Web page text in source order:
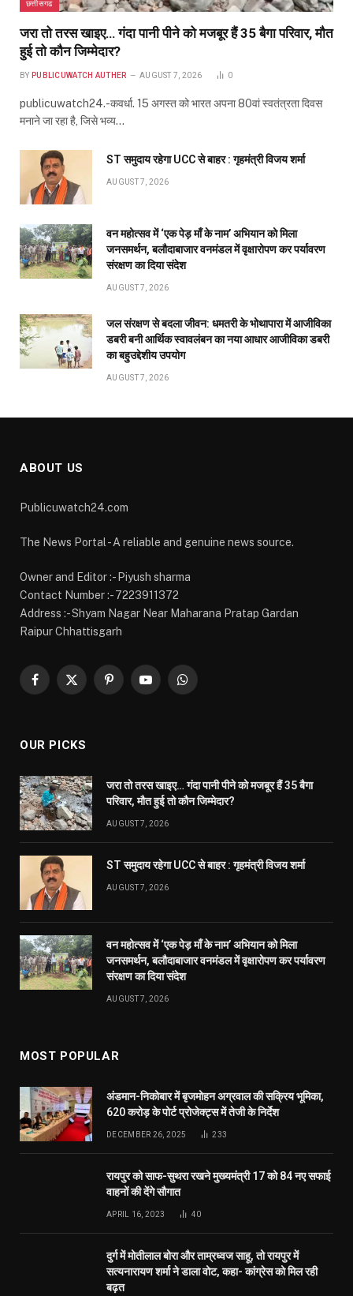
छत्तीसगढ
जरा तो तरस खाइए… गंदा पानी पीने को मजबूर हैं 35 बैगा परिवार, मौत
हुई तो कौन जिम्मेदार?
BY PUBLICUWATCH AUTHER AUGUST 7, 2026 0
publicuwatch24.-कवर्धा. 15 अगस्त को भारत अपना 80वां स्वतंत्रता दिवस
मनाने जा रहा है, जिसे भव्य…
ST समुदाय रहेगा UCC से बाहर : गृहमंत्री विजय शर्मा
AUGUST 7, 2026
वन महोत्सव में ‘एक पेड़ माँ के नाम’ अभियान को मिला
जनसमर्थन, बलौदाबाजार वनमंडल में वृक्षारोपण कर पर्यावरण
संरक्षण का दिया संदेश
AUGUST 7, 2026
जल संरक्षण से बदला जीवन: धमतरी के भोथापारा में आजीविका
डबरी बनी आर्थिक स्वावलंबन का नया आधार आजीविका डबरी
का बहुउद्देशीय उपयोग
AUGUST 7, 2026
ABOUT US
Publicuwatch24.com
The News Portal - A reliable and genuine news source.
Owner and Editor :- Piyush sharma
Contact Number :- 7223911372
Address :- Shyam Nagar Near Maharana Pratap Gardan
Raipur Chhattisgarh
Facebook
X
PinterestYouTubeWhatsApp
OUR PICKS
जरा तो तरस खाइए… गंदा पानी पीने को मजबूर हैं 35 बैगा
परिवार, मौत हुई तो कौन जिम्मेदार?
AUGUST 7, 2026
ST समुदाय रहेगा UCC से बाहर : गृहमंत्री विजय शर्मा
AUGUST 7, 2026
वन महोत्सव में ‘एक पेड़ माँ के नाम’ अभियान को मिला
जनसमर्थन, बलौदाबाजार वनमंडल में वृक्षारोपण कर पर्यावरण
संरक्षण का दिया संदेश
AUGUST 7, 2026
MOST POPULAR
अंडमान-निकोबार में बृजमोहन अग्रवाल की सक्रिय भूमिका,
620 करोड़ के पोर्ट प्रोजेक्ट्स में तेजी के निर्देश
DECEMBER 26, 2025 233
रायपुर को साफ-सुथरा रखने मुख्यमंत्री 17 को 84 नए सफाई
वाहनों की देंगे सौगात
APRIL 16, 2023 40
दुर्ग में मोतीलाल बोरा और ताम्रध्वज साहू, तो रायपुर में
सत्यनारायण शर्मा ने डाला वोट, कहा- कांग्रेस को मिल रही
बढ़त